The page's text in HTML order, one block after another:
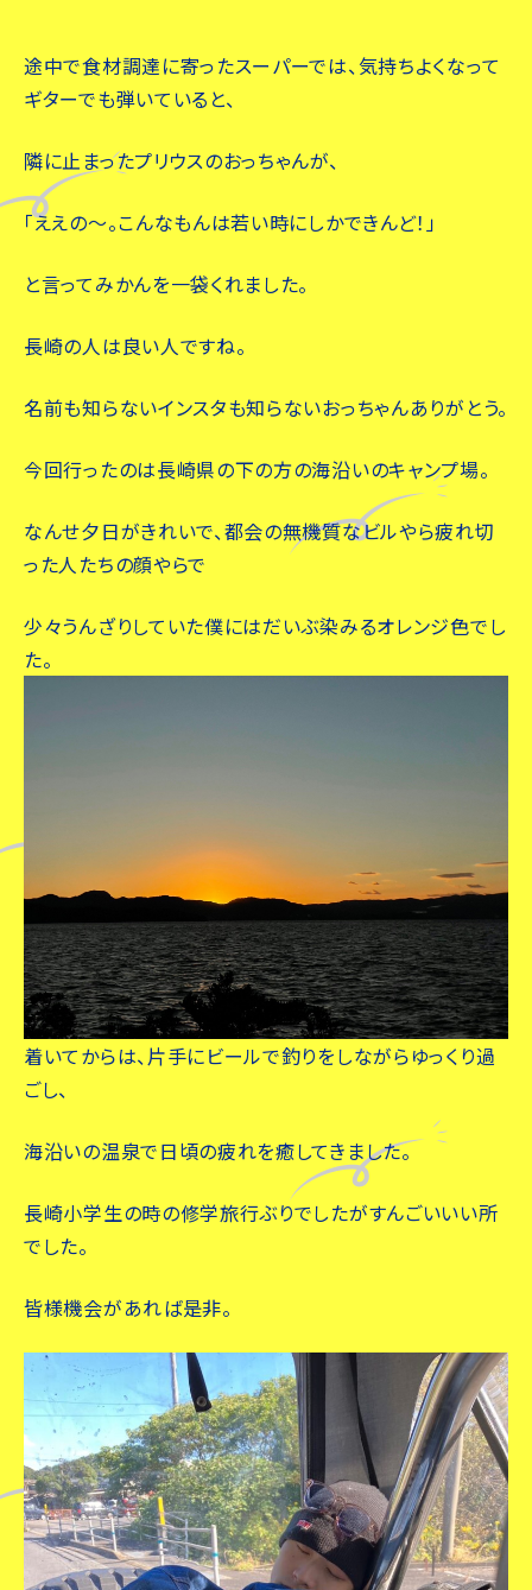
途中で食材調達に寄ったスーパーでは、気持ちよくなって
ギターでも弾いていると、
隣に止まったプリウスのおっちゃんが、
「ええの〜。こんなもんは若い時にしかできんど！」
と言ってみかんを一袋くれました。
長崎の人は良い人ですね。
名前も知らないインスタも知らないおっちゃんありがとう。
今回行ったのは長崎県の下の方の海沿いのキャンプ場。
なんせ夕日がきれいで、都会の無機質なビルやら疲れ切
った人たちの顔やらで
少々うんざりしていた僕にはだいぶ染みるオレンジ色でし
た。
着いてからは、片手にビールで釣りをしながらゆっくり過
ごし、
海沿いの温泉で日頃の疲れを癒してきました。
長崎小学生の時の修学旅行ぶりでしたがすんごいいい所
でした。
皆様機会があれば是非。